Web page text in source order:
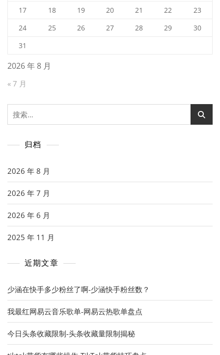
2026 年 8 月
17
18 19 20 21 22
23
24
25 26 27 28 29
30
31
« 7 月
搜
索：
归档
2026 年 8 月
2026 年 7 月
2026 年 6 月
2025 年 11 月
近期文章
少涵在快手多少粉丝了啊-少涵快手粉丝数？
我最红网易云音乐歌单-网易云热歌单盘点
今日头条收藏限制-头条收藏量限制揭秘